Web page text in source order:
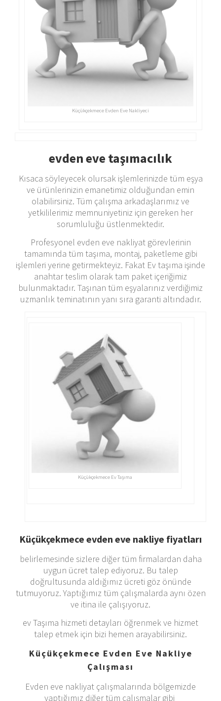
Küçükçekmece Evden Eve Nakliyeci
evden eve taşımacılık
Kısaca söyleyecek olursak işlemlerinizde tüm eşya
ve ürünlerinizin emanetimiz olduğundan emin
olabilirsiniz. Tüm çalışma arkadaşlarımız ve
yetkililerimiz memnuniyetiniz için gereken her
sorumluluğu üstlenmektedir.
Profesyonel evden eve nakliyat görevlerinin
tamamında tüm taşıma, montaj, paketleme gibi
işlemleri yerine getirmekteyiz. Fakat Ev taşıma işinde
anahtar teslim olarak tam paket içeriğimiz
bulunmaktadır. Taşınan tüm eşyalarınız verdiğimiz
uzmanlık teminatının yanı sıra garanti altındadır.
Küçükçekmece Ev Taşıma
Küçükçekmece evden eve nakliye fiyatları
belirlemesinde sizlere diğer tüm firmalardan daha
uygun ücret talep ediyoruz. Bu talep
doğrultusunda aldığımız ücreti göz önünde
tutmuyoruz. Yaptığımız tüm çalışmalarda aynı özen
ve itina ile çalışıyoruz.
ev Taşıma hizmeti detayları öğrenmek ve hizmet
talep etmek için bizi hemen arayabilirsiniz.
Küçükçekmece Evden Eve Nakliye
Çalışması
Evden eve nakliyat çalışmalarında bölgemizde
yaptığımız diğer tüm çalışmalar gibi